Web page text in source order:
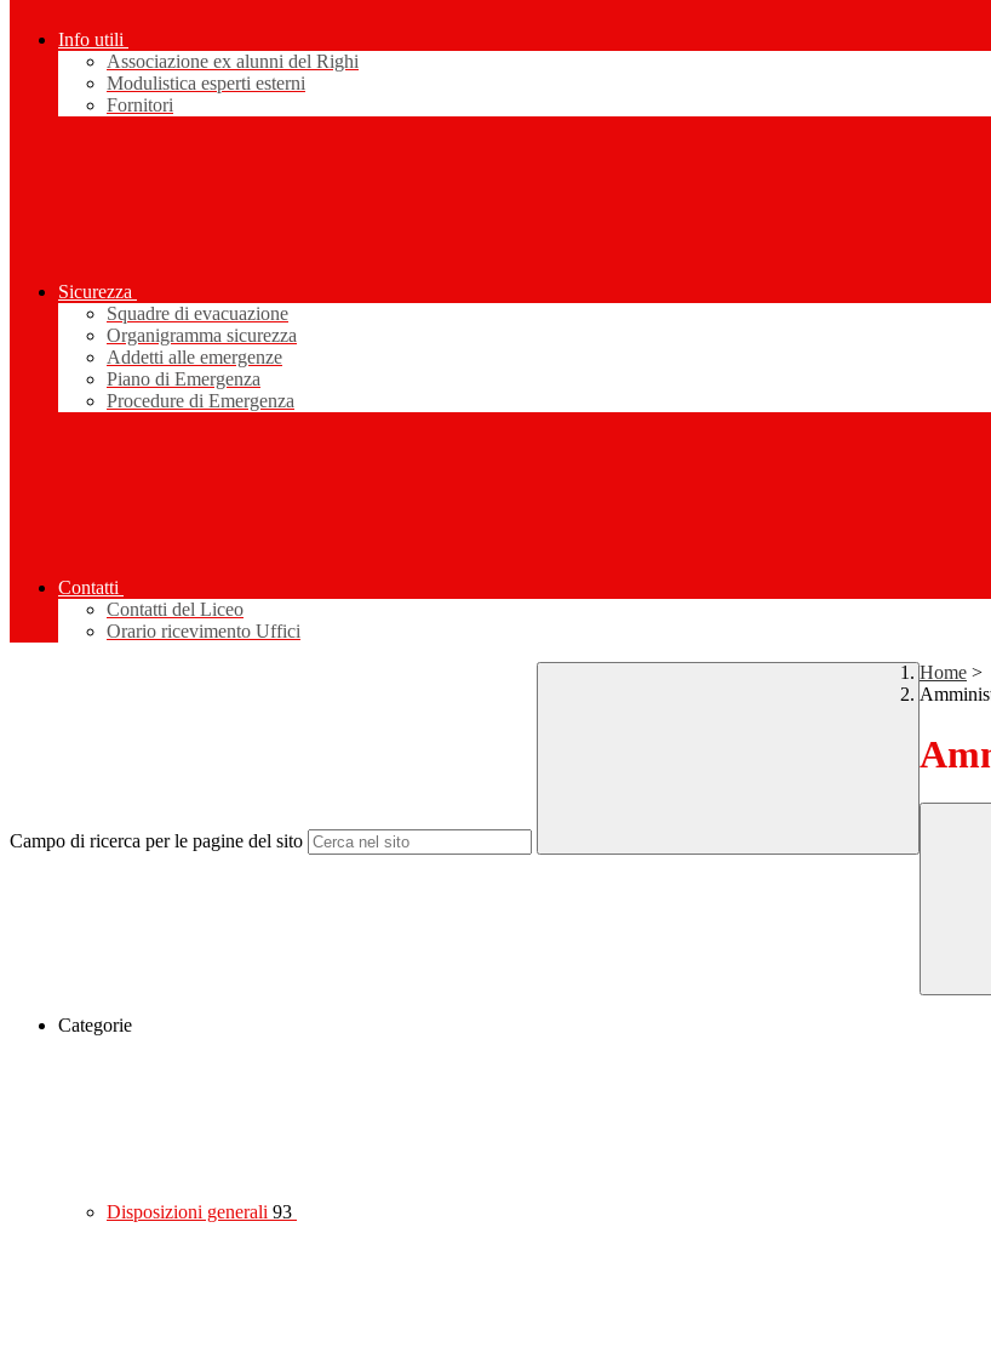
Info utili
Associazione ex alunni del Righi
Modulistica esperti esterni
Fornitori
Sicurezza
Squadre di evacuazione
Organigramma sicurezza
Addetti alle emergenze
Piano di Emergenza
Procedure di Emergenza
Contatti
Contatti del Liceo
Orario ricevimento Uffici
Campo di ricerca per le pagine del sito
Home >
Categorie
Disposizioni generali 93